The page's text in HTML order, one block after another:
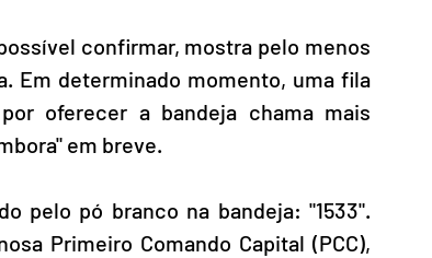
confirmar, mostra pelo menos
Em determinado momento, uma fila
oferecer a bandeja chama mais
em breve.
pelo pó branco na bandeja: "1533".
Primeiro Comando Capital (PCC),